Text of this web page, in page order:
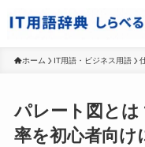
ホーム IT用語・ビジネス用語
パレート図とは
率を初心者向け